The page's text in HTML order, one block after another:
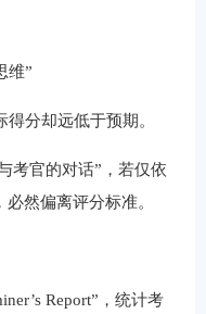
维”
分却远低于预期。
考官的对话”，若仅依
然偏离评分标准。
Report”，统计考